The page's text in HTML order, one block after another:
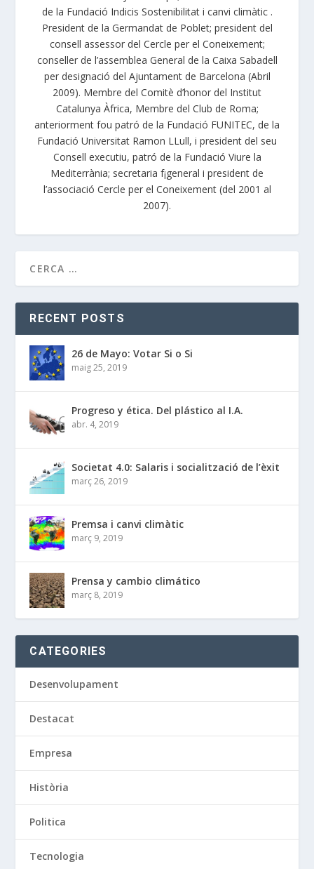
de la Fundació Indicis Sostenibilitat i canvi climàtic .
President de la Germandat de Poblet; president del
consell assessor del Cercle per el Coneixement;
conseller de l’assemblea General de la Caixa Sabadell
per designació del Ajuntament de Barcelona (Abril
2009). Membre del Comitè d’honor del Institut
Catalunya Àfrica, Membre del Club de Roma;
anteriorment fou patró de la Fundació FUNITEC, de la
Fundació Universitat Ramon LLull, i president del seu
Consell executiu, patró de la Fundació Viure la
Mediterrània; secretaria f¡general i president de
l’associació Cercle per el Coneixement (del 2001 al
2007).
RECENT POSTS
26 de Mayo: Votar Si o Si
maig 25, 2019
Progreso y ética. Del plástico al I.A.
abr. 4, 2019
Societat 4.0: Salaris i socialització de l’èxit
març 26, 2019
Premsa i canvi climàtic
març 9, 2019
Prensa y cambio climático
març 8, 2019
CATEGORIES
Desenvolupament
Destacat
Empresa
Història
Politica
Tecnologia